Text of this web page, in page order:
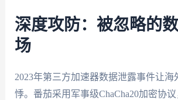
深度攻防：被忽略的
场
2023年第三方加速器数据泄露事件让海
悸。番茄采用军事级ChaCha20加密协